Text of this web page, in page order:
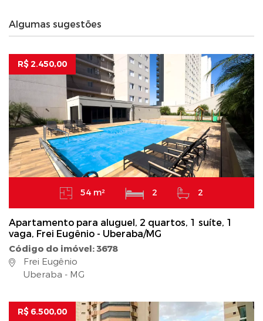
Algumas sugestões
R$ 2.450,00
54 m² 2 2
Apartamento para aluguel, 2 quartos, 1 suíte, 1
vaga, Frei Eugênio - Uberaba/MG
Código do imóvel: 3678
Frei Eugênio
Uberaba - MG
R$ 6.500,00